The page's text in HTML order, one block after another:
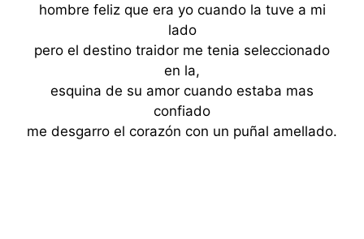
hombre feliz que era yo cuando la tuve a mi
lado
pero el destino traidor me tenia seleccionado
en la,
esquina de su amor cuando estaba mas
confiado
me desgarro el corazón con un puñal amellado.